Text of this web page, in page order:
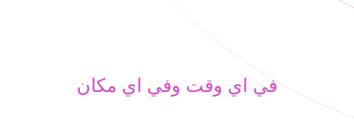
في اي وقت وفي اي مكان